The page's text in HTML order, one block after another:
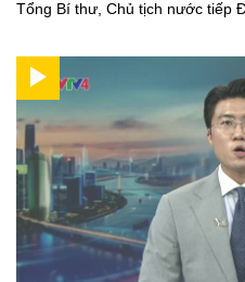
Tổng Bí thư, Chủ tịch nước tiếp